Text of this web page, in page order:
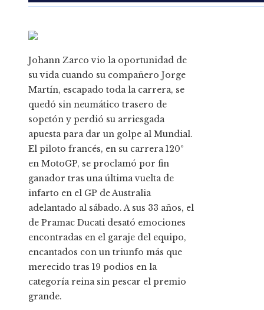
Johann Zarco vio la oportunidad de
su vida cuando su compañero Jorge
Martín, escapado toda la carrera, se
quedó sin neumático trasero de
sopetón y perdió su arriesgada
apuesta para dar un golpe al Mundial.
El piloto francés, en su carrera 120º
en MotoGP, se proclamó por fin
ganador tras una última vuelta de
infarto en el GP de Australia
adelantado al sábado. A sus 33 años, el
de Pramac Ducati desató emociones
encontradas en el garaje del equipo,
encantados con un triunfo más que
merecido tras 19 podios en la
categoría reina sin pescar el premio
grande.